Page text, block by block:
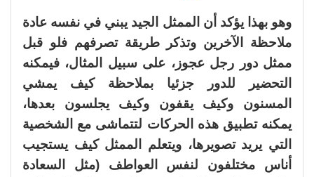
وهو بهذا يؤكد أن الممثل الجيد يبني في نفسه عادة
ملاحظة الآخرين وتذكر طريقة تصرفهم فلو قبل
ممثل دور رجل عجوز، على سبيل المثال، فيمكنه
التحضير للدور جزئيا بملاحظة كيف يمشي
المسنون وكيف يقفون وكيف يجلسون بعدها،
يمكنه تطبيق هذه الحركات لتتماشى مع الشخصية
التي يريد تصويرها، ويتعلم الممثل كيف يستجيب
أناس مختلفون لنفس العواطف (مثل السعادة